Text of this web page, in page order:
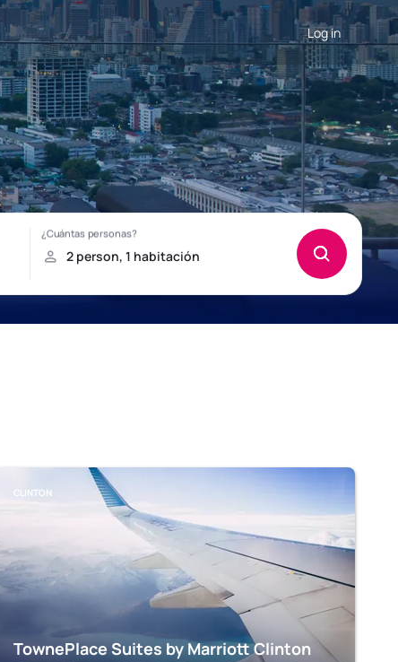
Log in
CLINTON
TownePlace Suites by Marriott Clinton